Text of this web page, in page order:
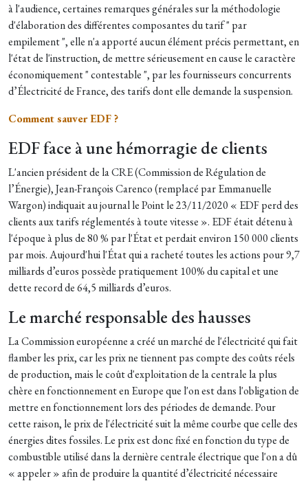
à l'audience, certaines remarques générales sur la méthodologie
d'élaboration des différentes composantes du tarif " par
empilement ", elle n'a apporté aucun élément précis permettant, en
l'état de l'instruction, de mettre sérieusement en cause le caractère
économiquement " contestable ", par les fournisseurs concurrents
d’Électricité de France, des tarifs dont elle demande la suspension.
Comment sauver EDF ?
EDF face à une hémorragie de clients
L'ancien président de la CRE (Commission de Régulation de
l’Énergie), Jean-François Carenco (remplacé par Emmanuelle
Wargon) indiquait au journal le Point le 23/11/2020 « EDF perd des
clients aux tarifs réglementés à toute vitesse ». EDF était détenu à
l'époque à plus de 80 % par l'État et perdait environ 150 000 clients
par mois. Aujourd'huil'État qui a racheté toutes les actions pour 9,7
milliards d’euros possède pratiquement 100% du capital et une
dette record de 64,5 milliards d’euros.
Le marché responsable des hausses
La Commission européenne a créé un marché de l'électricité qui fait
flamber les prix, car les prix ne tiennent pas compte des coûts réels
de production, mais le coût d'exploitation de la centrale la plus
chère en fonctionnement en Europe que l'on est dans l'obligation de
mettre en fonctionnement lors des périodes de demande. Pour
cette raison, le prix de l'électricité suit la même courbe que celle des
énergies dites fossiles. Le prix est donc fixé en fonction du type de
combustible utilisé dans la dernière centrale électrique que l'on a dû
« appeler » afin de produire la quantité d’électricité nécessaire